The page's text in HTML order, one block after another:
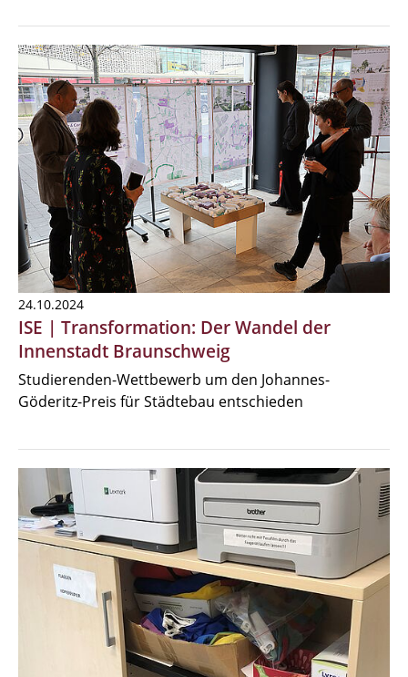
24.10.2024
ISE | Transformation: Der Wandel der
Innenstadt Braunschweig
Studierenden-Wettbewerb um den Johannes-
Göderitz-Preis für Städtebau entschieden